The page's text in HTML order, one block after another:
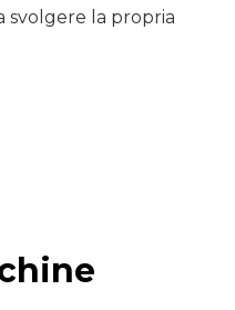
svolgere la propria